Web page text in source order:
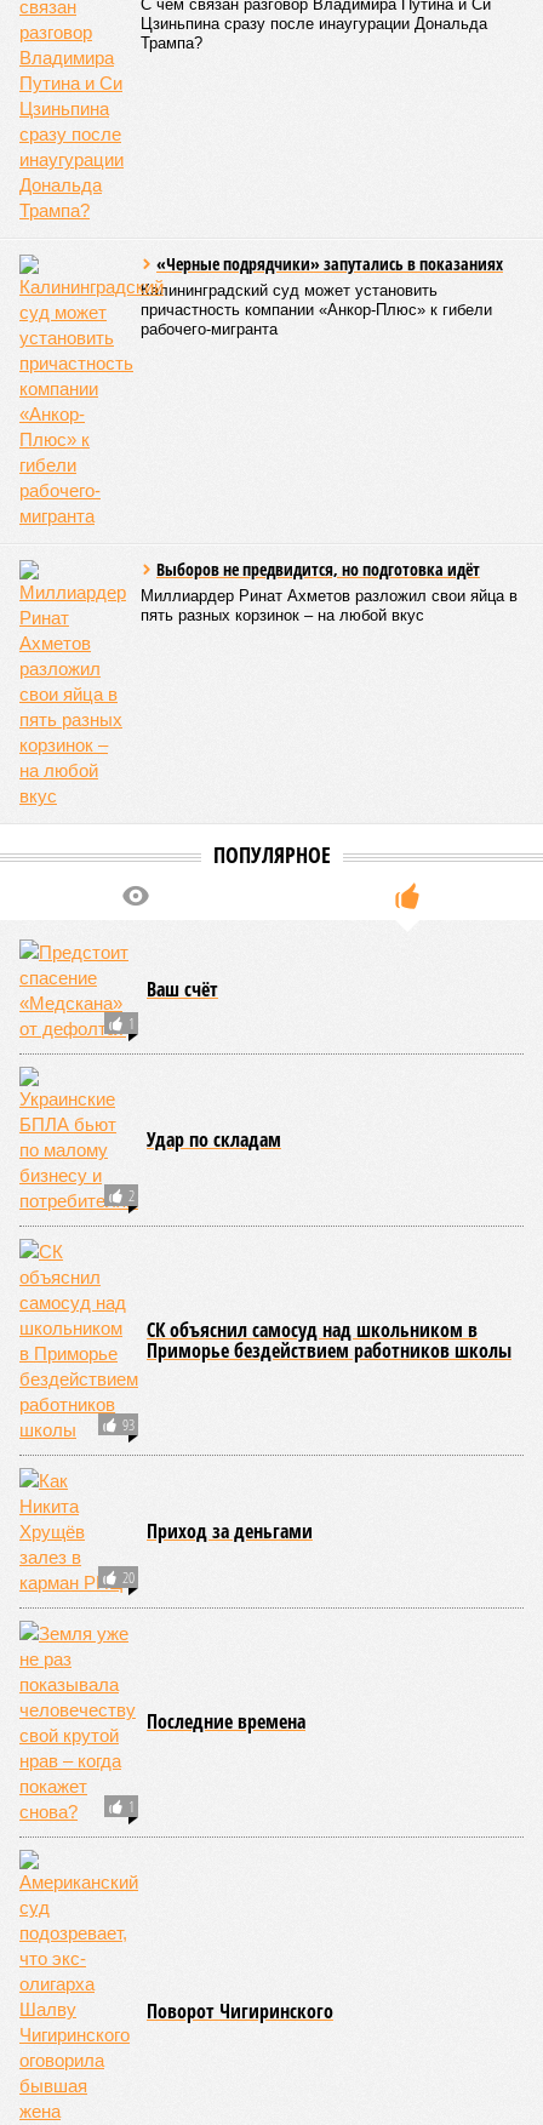
погибших, по некоторым оценкам, составило 4 миллиона.
Впрочем, для Китая подобное не в новинку. Так, в сентябре
1887 года вода прорвала многочисленные дамбы на реке
Хуанхэ и быстро залила почти весь Северный Китай, так
как местность там довольно низменная, и потоп просто не
встречал препятствий на своём пути, уничтожая деревни и
целые города. Водой залило 130 тыс. квадратных
километров (а это больше территорий Оренбургской или
Кировской областей), 2 млн человек остались без крова,
катастрофой пандемии.
Третье место по кровожадности в рейтинге стихийных
бедствий занимает смертоносный циклон Бхола 1970 года,
ставший самым мощным среди себе подобных за всю
историю наблюдений. Он поразил территории современной
Бангладеш, тогда называвшейся Восточным Пакистаном, и
индийского штата Западная Бенгалия. Шторма унесли
жизни полумиллиона человек.
Кажется, стремящаяся сохранить свою чистоту природа
временем самыми «грязными» в плане производств, и
планомерно подтачивала их демографию. А как ещё
объяснить то, что в топ-10 природных катастроф почти все
места занимают бедствия, разразившиеся в Индии,
Пакистане, Бангладеш и Турции? Что характерно, Россию и
Европу подобные катастрофы никогда не затрагивали,
здесь беды были другими, включая массовый голод и
масштабные эпидемии вроде бубонной чумы (200 млн
погибших) или «испанки» (по разным оценкам, от 17,4 до
100 млн погибших во всём мире).
Когда земля – дыбом
дальнейшем? Авторы энциклопедии A-Z Animals,
глобальных тенденциях, составили свой список
потенциально самых смертоносных стихийных бедствий,
угрожающих человечеству непосредственно сейчас, в XXI
веке.
«Золото» получили землетрясения. К наиболее
сейсмоопасным регионам относится Тихоокеанское
вулканическое огненное кольцо, включающее Индонезию,
Японию и западное побережье Северной и Южной Америки.
Турция, Иран, Индия и Непал также расположены на очень
активных линиях разломов тектонических плит. Не
исключение и центральная часть США – причина в Нью-
Мадридском разломе в штате Миссури. Землетрясения
средней силы – явление, в общем-то, обычное и вполне
сносное, но периодически, раз в несколько столетий,
трясёт так, что мало не покажется никому. К примеру, в
самом конце 2004 года бахнуло близ побережья
индонезийского острова Суматра, а следом пошли
огромные, превышающие высоту 15 метров, волны. Итог –
250 тыс. погибших.
На втором месте в рейтинге A-Z Animals как раз цунами. В
этом плане к уязвимым регионам относятся: побережье
Индийского океана, тихо­океанские побережья Японии и
США, а также некоторые районы Карибского бассейна и
Средиземноморья. То есть в зоне риска уже не только
Поднебесная с Индией – не так ли?
«Бронзу» получают извержения супервулканов – «Наша
Версия» уже
окончательно проснётся знаменитый Йеллоустоун. Это
грозит не только уничтожением части Соединённых
Штатов, но и общепланетарной катастрофой вплоть до
возникновения «вулканической зимы». Флегрейские поля в
Италии, кстати, тоже не стоит сбрасывать со счетов. Равно
как и многие другие до поры спящие вулканические
районы.
Невидимый убийца
Упоминают эксперты и жару вкупе с засухой и
следующими отсюда лесными пожарами. Тут в группе
риска запад США, юг Европы, Австралия, Ближний Восток,
а также некоторые районы Бразилии и Африки к югу от
Сахары. Леса начинают гореть всё чаще и чаще,
достаточно посмотреть общемировую статистику; сотни
тысяч людей остаются без крова, десятки тысяч – гибнут.
Но проблема не только в этом. Проблема ещё и в том, что